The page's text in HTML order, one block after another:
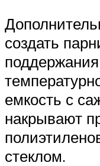
создать
емкость с
накрывают
стеклом.